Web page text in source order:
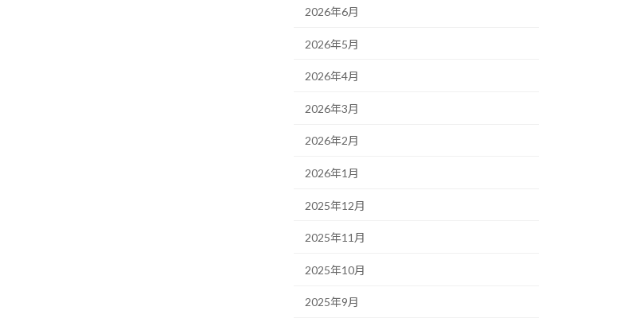
2026年6月
2026年5月
2026年4月
2026年3月
2026年2月
2026年1月
2025年12月
2025年11月
2025年10月
2025年9月